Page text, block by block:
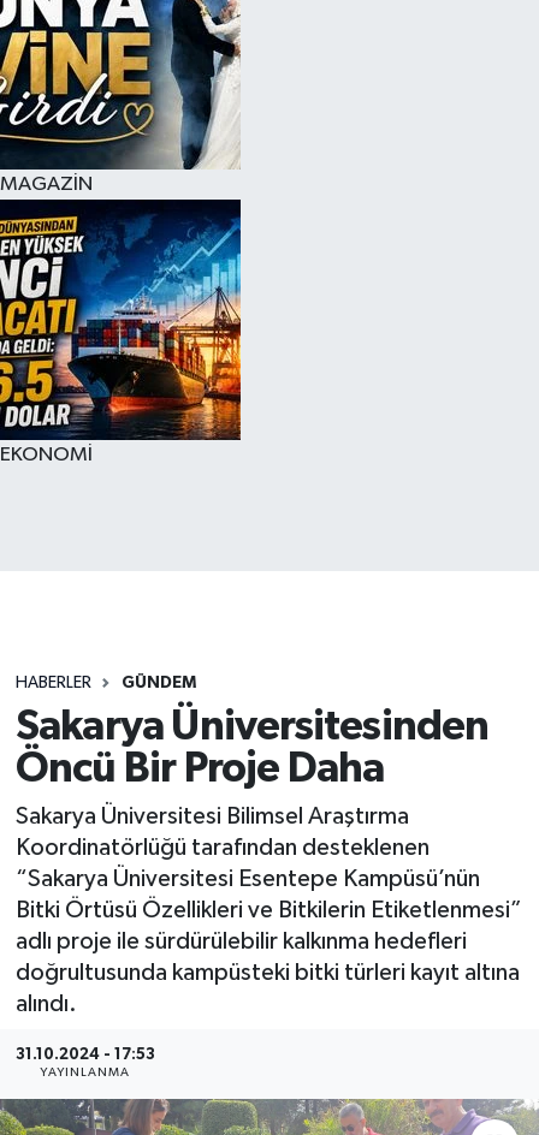
MAGAZİN
EKONOMİ
HABERLER GÜNDEM
Sakarya Üniversitesinden
Öncü Bir Proje Daha
Sakarya Üniversitesi Bilimsel Araştırma
Koordinatörlüğü tarafından desteklenen
“Sakarya Üniversitesi Esentepe Kampüsü’nün
Bitki Örtüsü Özellikleri ve Bitkilerin Etiketlenmesi”
adlı proje ile sürdürülebilir kalkınma hedefleri
doğrultusunda kampüsteki bitki türleri kayıt altına
alındı.
31.10.2024 - 17:53
YAYINLANMA